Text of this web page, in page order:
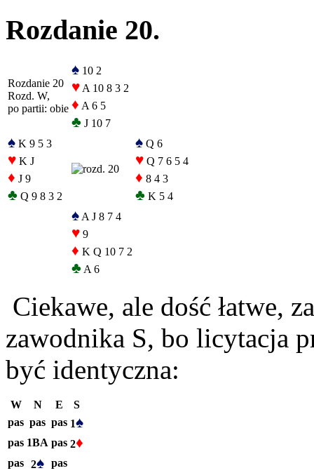
Rozdanie 20.
Rozdanie 20
Rozd. W,
po partii: obie
♠ 10 2
♥ A 10 8 3 2
♦ A 6 5
♣ J 10 7
♠ K 9 5 3
♥ K J
♦ J 9
♣ Q 9 8 3 2
♠ Q 6
♥ Q 7 6 5 4
♦ 8 4 3
♣ K 5 4
♠ A J 8 7 4
♥ 9
♦ K Q 10 7 2
♣ A 6
Ciekawe, ale dość łatwe,
zawodnika S, bo licytacja
być identyczna:
W N E
S
pas pas pas 1♠
pas 1BA pas 2♦
pas 2♠ pas